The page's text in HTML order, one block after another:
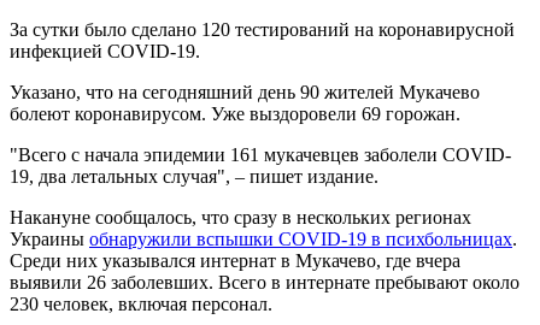
За сутки было сделано 120 тестирований на коронавирусной
инфекцией COVID-19.
Указано, что на сегодняшний день 90 жителей Мукачево
болеют коронавирусом. Уже выздоровели 69 горожан.
"Всего с начала эпидемии 161 мукачевцев заболели COVID-
19, два летальных случая", – пишет издание.
Накануне сообщалось, что сразу в нескольких регионах
Украины обнаружили вспышки COVID-19 в психбольницах.
Среди них указывался интернат в Мукачево, где вчера
выявили 26 заболевших. Всего в интернате пребывают около
230 человек, включая персонал.